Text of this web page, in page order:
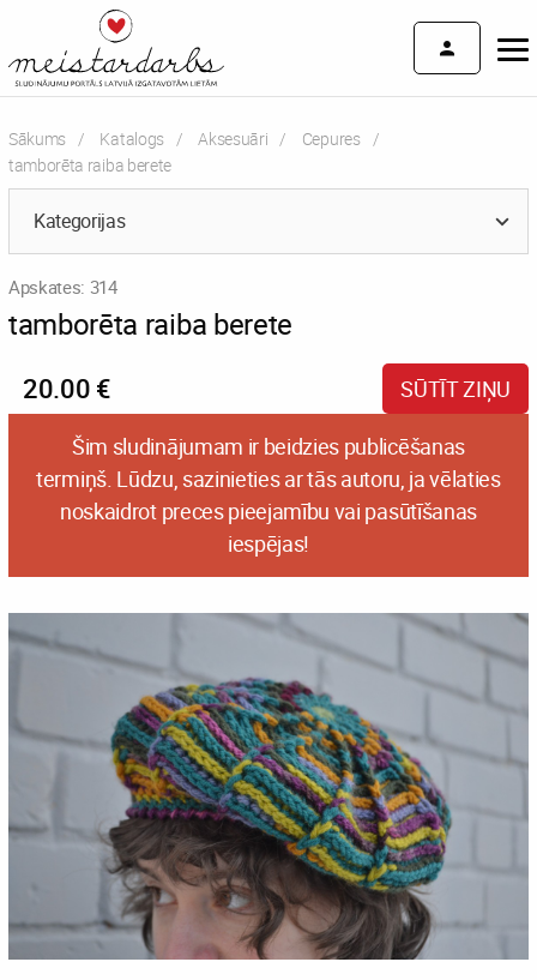
Sākums Katalogs Aksesuāri
Cepures
Current:
tamborēta raiba berete
Kategorijas
Apskates: 314
tamborēta raiba berete
20.00 €
SŪTĪT ZIŅU
Šim sludinājumam ir beidzies publicēšanas
termiņš. Lūdzu, sazinieties ar tās autoru, ja vēlaties
noskaidrot preces pieejamību vai pasūtīšanas
iespējas!